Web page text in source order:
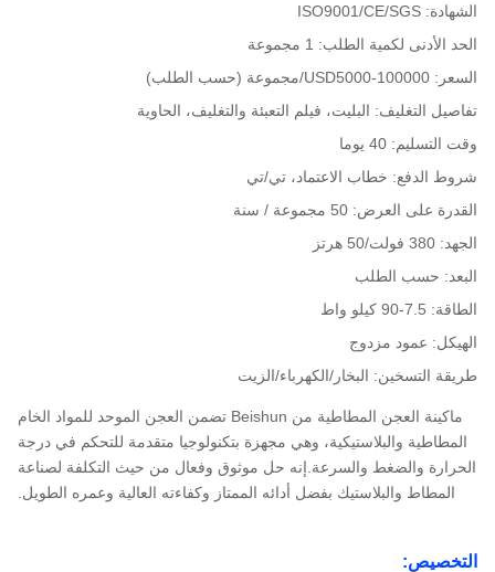
الشهادة: ISO9001/CE/SGS
الحد الأدنى لكمية الطلب: 1 مجموعة
السعر: USD5000-100000/مجموعة (حسب الطلب)
تفاصيل التغليف: البليت، فيلم التعبئة والتغليف، الحاوية
وقت التسليم: 40 يوما
شروط الدفع: خطاب الاعتماد، تي/تي
القدرة على العرض: 50 مجموعة / سنة
الجهد: 380 فولت/50 هرتز
البعد: حسب الطلب
الطاقة: 7.5-90 كيلو واط
الهيكل: عمود مزدوج
طريقة التسخين: البخار/الكهرباء/الزيت
ماكينة العجن المطاطية من Beishun تضمن العجن الموحد للمواد الخام
المطاطية والبلاستيكية، وهي مجهزة بتكنولوجيا متقدمة للتحكم في درجة
الحرارة والضغط والسرعة.إنه حل موثوق وفعال من حيث التكلفة لصناعة
المطاط والبلاستيك بفضل أدائه الممتاز وكفاءته العالية وعمره الطويل.
التخصيص: